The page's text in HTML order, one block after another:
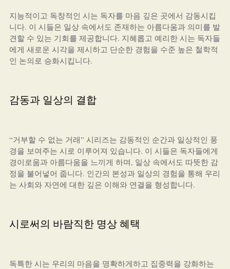
지능적이고 독창적인 시는 독자를 마음 깊은 곳에서 감동시킵
니다. 이 시들은 일상 속에서도 존재하는 아름다움과 의미를 발
견할 수 있는 기회를 제공합니다. 지혜롭고 예리한 시는 독자들
에게 새로운 시각을 제시하고 단순한 경험을 수준 높은 철학적
인 논의로 승화시킵니다.
감동과 일상의 결합
“거부할 수 없는 거래” 시리즈는 감동적인 순간과 일상적인 풍
경을 보여주는 시로 이루어져 있습니다. 이 시들은 독자들에게
경이로움과 아름다움을 느끼게 하며, 일상 속에서도 따뜻한 감
정을 불어넣어 줍니다. 인간의 본성과 일상의 경험을 통해 우리
는 사회와 자연에 대한 깊은 이해와 연결을 형성합니다.
시로써의 바람직한 명상 혜택
독특한 시는 우리의 마음을 명확하게하고 집중력을 강화하는